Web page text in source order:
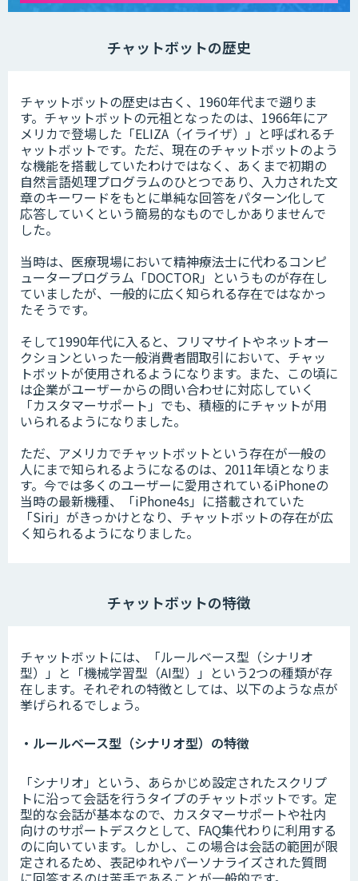
チャットボットの歴史
チャットボットの歴史は古く、1960年代まで遡りま
す。チャットボットの元祖となったのは、1966年にア
メリカで登場した「ELIZA（イライザ）」と呼ばれるチ
ャットボットです。ただ、現在のチャットボットのよう
な機能を搭載していたわけではなく、あくまで初期の
自然言語処理プログラムのひとつであり、入力された文
章のキーワードをもとに単純な回答をパターン化して
応答していくという簡易的なものでしかありませんで
した。
当時は、医療現場において精神療法士に代わるコンピ
ュータープログラム「DOCTOR」というものが存在し
ていましたが、一般的に広く知られる存在ではなかっ
たそうです。
そして1990年代に入ると、フリマサイトやネットオー
クションといった一般消費者間取引において、チャッ
トボットが使用されるようになります。また、この頃に
は企業がユーザーからの問い合わせに対応していく
「カスタマーサポート」でも、積極的にチャットが用
いられるようになりました。
ただ、アメリカでチャットボットという存在が一般の
人にまで知られるようになるのは、2011年頃となりま
す。今では多くのユーザーに愛用されているiPhoneの
当時の最新機種、「iPhone4s」に搭載されていた
「Siri」がきっかけとなり、チャットボットの存在が広
く知られるようになりました。
チャットボットの特徴
チャットボットには、「ルールベース型（シナリオ
型）」と「機械学習型（AI型）」という2つの種類が存
在します。それぞれの特徴としては、以下のような点が
挙げられるでしょう。
・ルールベース型（シナリオ型）の特徴
「シナリオ」という、あらかじめ設定されたスクリプ
トに沿って会話を行うタイプのチャットボットです。定
型的な会話が基本なので、カスタマーサポートや社内
向けのサポートデスクとして、FAQ集代わりに利用する
のに向いています。しかし、この場合は会話の範囲が限
定されるため、表記ゆれやパーソナライズされた質問